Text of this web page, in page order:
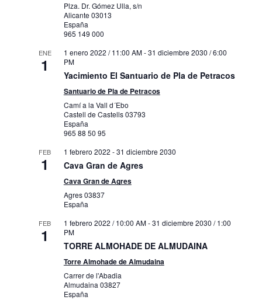
Plza. Dr. Gómez Ulla, s/n
Alicante 03013
España
965 149 000
ENE
1
1 enero 2022 / 11:00 AM-31 diciembre 2030 / 6:00
PM
Yacimiento El Santuario de Pla de Petracos
Santuario de Pla de Petracos
Camí a la Vall d´Ebo
Castell de Castells03793
España
965 88 50 95
FEB
1
1 febrero 2022 -31 diciembre 2030
Cava Gran de Agres
Cava Gran de Agres
Agres03837
España
FEB
1
1 febrero 2022 / 10:00 AM-31 diciembre 2030 / 1:00
PM
TORRE ALMOHADE DE ALMUDAINA
Torre Almohade de Almudaina
Carrer de l'Abadia
Almudaina 03827
España